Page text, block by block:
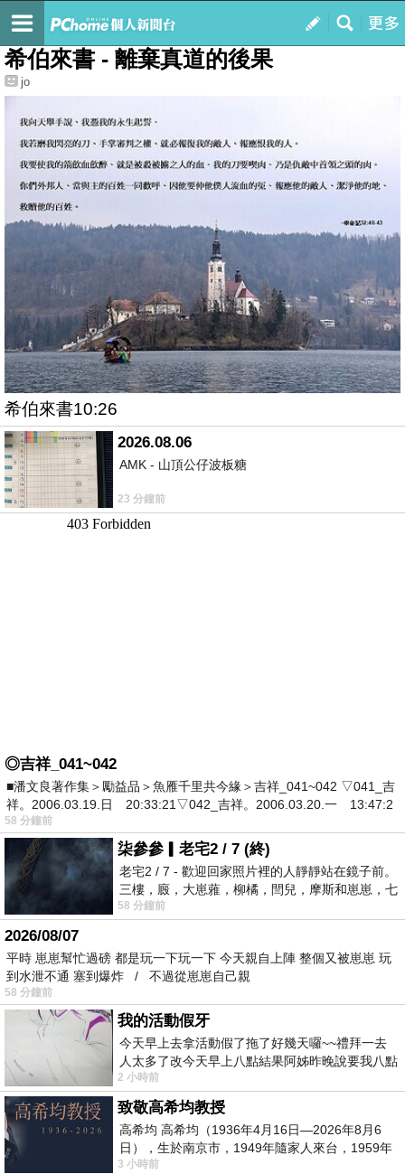
我的
最新文章
希伯來書 - 離棄真道的後果
jo
希伯來書10:26
2026.08.06
AMK - 山頂公仔波板糖
23 分鐘前
◎吉祥_041~042
■潘文良著作集＞勵益品＞魚雁千里共今緣＞吉祥_041~042 ▽041_吉
祥。2006.03.19.日 20:33:21▽042_吉祥。2006.03.20.一 13:47:2
58 分鐘前
柒參參▎老宅2 / 7 (終)
老宅2 / 7 - 歡迎回家照片裡的人靜靜站在鏡子前。
三樓，廄，大崽蕥，柳橘，閆兒，摩斯和崽崽，七
個人整整齊齊地站在鏡框之外，如同
58 分鐘前
2026/08/07
平時 崽崽幫忙過磅 都是玩一下玩一下 今天親自上陣 整個又被崽崽 玩
到水泄不通 塞到爆炸 / 不過從崽崽自己親
58 分鐘前
我的活動假牙
今天早上去拿活動假了拖了好幾天囉~~禮拜一去
人太多了改今天早上八點結果阿姊昨晚說要我八點
去西螺農會~回到莿桐都8點半多了
2 小時前
致敬高希均教授
高希均 高希均（1936年4月16日—2026年8月6
日），生於南京市，1949年隨家人來台，1959年
赴美深造並取得經濟發展博士學位。曾任
3 小時前